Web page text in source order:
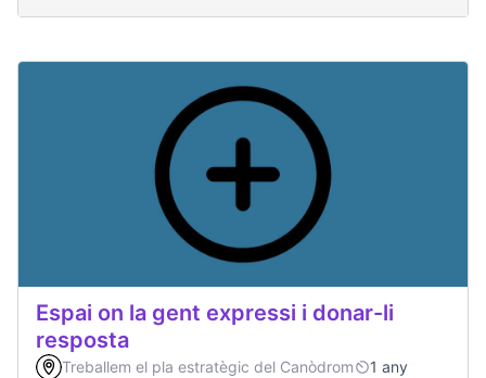
Espai on la gent expressi i donar-li
resposta
Treballem el pla estratègic del Canòdrom
1 any